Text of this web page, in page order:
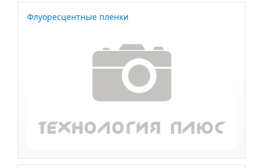
Флуоресцентные пленки